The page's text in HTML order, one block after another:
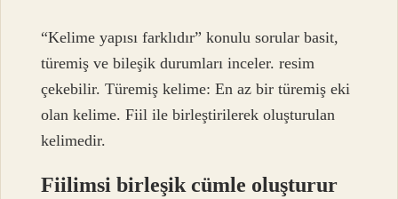
“Kelime yapısı farklıdır” konulu sorular basit,
türemiş ve bileşik durumları inceler. resim
çekebilir. Türemiş kelime: En az bir türemiş eki
olan kelime. Fiil ile birleştirilerek oluşturulan
kelimedir.
Fiilimsi birleşik cümle oluşturur